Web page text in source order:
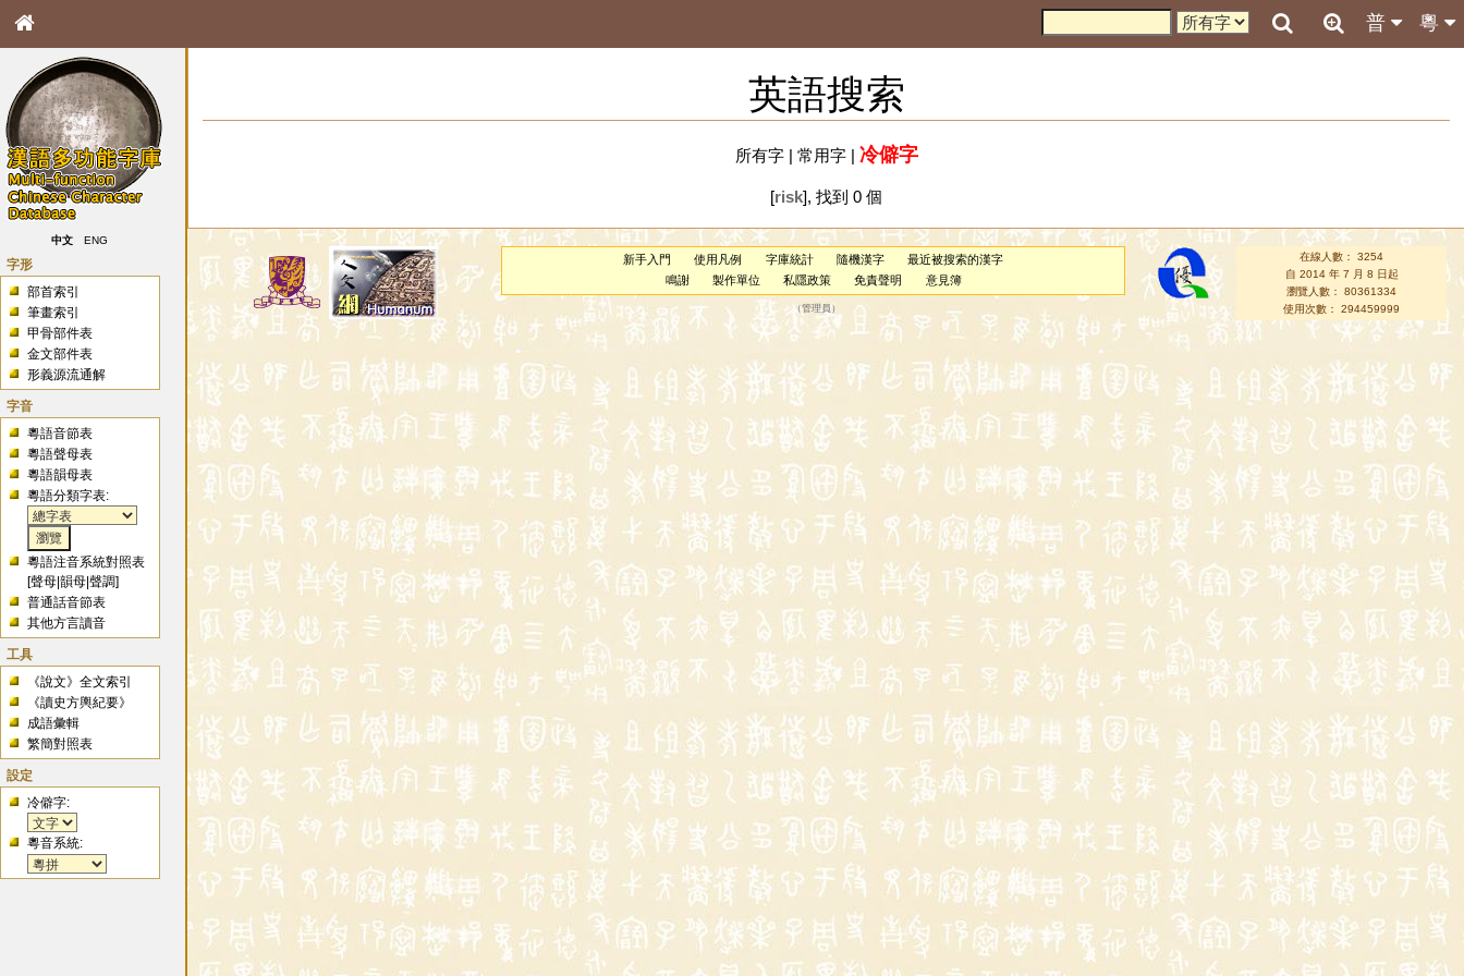
粵
普
中文 ENG
字形
部首索引
筆畫索引
甲骨部件表
金文部件表
形義源流通解
字音
粵語音節表
粵語聲母表
粵語韻母表
粵語分類字表:
粵語注音系統對照表
[聲母 |韻母 |聲調]
普通話音節表
其他方言讀音
工具
《說文》全文索引
《讀史方輿紀要》
成語彙輯
繁簡對照表
設定
冷僻字:
粵音系統:
英語搜索
所有字| 常用字| 冷僻字
[risk], 找到 0 個
新手入門 使用凡例 字庫統計 隨機漢字
最近被搜索的漢字
鳴謝
製作單位 私隱政策 免責聲明 意見簿
（管理員 ）
在線人數： 3254
自 2014 年 7 月 8 日起
瀏覽人數： 80361334
使用次數： 294459999